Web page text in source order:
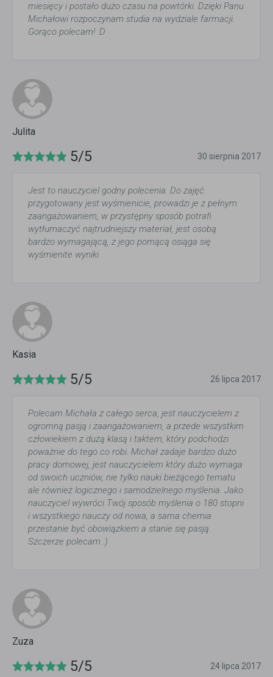
miesięcy i postało dużo czasu na powtórki. Dzięki Panu
Michałowi rozpoczynam studia na wydziale farmacji.
Gorąco polecam! :D
Julita
5/5 30 sierpnia 2017
Jest to nauczyciel godny polecenia. Do zajęć
przygotowany jest wyśmienicie, prowadzi je z pełnym
zaangażowaniem, w przystępny sposób potrafi
wytłumaczyć najtrudniejszy materiał, jest osobą
bardzo wymagającą, z jego pomącą osiąga się
wyśmienite wyniki
Kasia
5/5 26 lipca 2017
Polecam Michała z całego serca, jest nauczycielem z
ogromną pasją i zaangażowaniem, a przede wszystkim
człowiekiem z dużą klasą i taktem, który podchodzi
poważnie do tego co robi. Michał zadaje bardzo dużo
pracy domowej, jest nauczycielem który dużo wymaga
od swoich uczniów, nie tylko nauki bieżącego tematu
ale również logicznego i samodzielnego myślenia. Jako
nauczyciel wywróci Twój sposób myślenia o 180 stopni
i wszystkiego nauczy od nowa, a sama chemia
przestanie być obowiązkiem a stanie się pasją.
Szczerze polecam :)
Zuza
5/5 24 lipca 2017